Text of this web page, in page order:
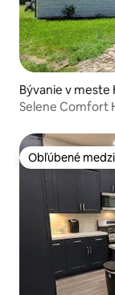
Bývanie v meste
Selene Comfort
Obľúbené
Obľúbené